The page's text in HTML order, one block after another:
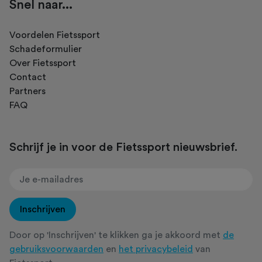
Snel naar...
Voordelen Fietssport
Schadeformulier
Over Fietssport
Contact
Partners
FAQ
Schrijf je in voor de Fietssport nieuwsbrief.
Inschrijven
Door op 'Inschrijven' te klikken ga je akkoord met de
gebruiksvoorwaarden en het privacybeleid van